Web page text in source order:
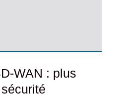
WAN : plus